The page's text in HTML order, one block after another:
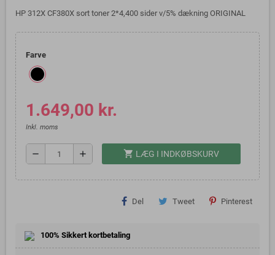
HP 312X CF380X sort toner 2*4,400 sider v/5% dækning ORIGINAL
Farve
1.649,00 kr.
Inkl. moms
remove add shopping_cart LÆG I INDKØBSKURV
Del Tweet Pinterest
100% Sikkert kortbetaling